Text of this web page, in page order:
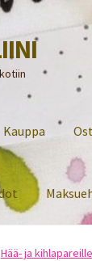
Kauppa
Hää- ja